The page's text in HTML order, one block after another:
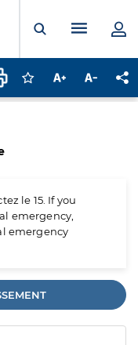
Ouvrir laMenu
Connectez-vous
Augmenter la
le 15. If you
emergency,
emergency